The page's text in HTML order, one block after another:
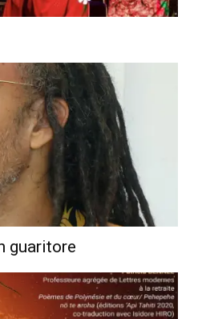
guaritore